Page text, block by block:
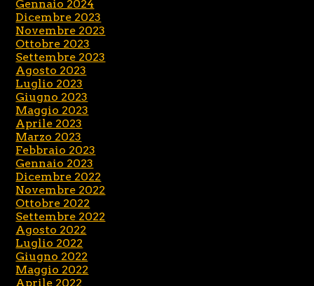
Gennaio 2024
Dicembre 2023
Novembre 2023
Ottobre 2023
Settembre 2023
Agosto 2023
Luglio 2023
Giugno 2023
Maggio 2023
Aprile 2023
Marzo 2023
Febbraio 2023
Gennaio 2023
Dicembre 2022
Novembre 2022
Ottobre 2022
Settembre 2022
Agosto 2022
Luglio 2022
Giugno 2022
Maggio 2022
Aprile 2022